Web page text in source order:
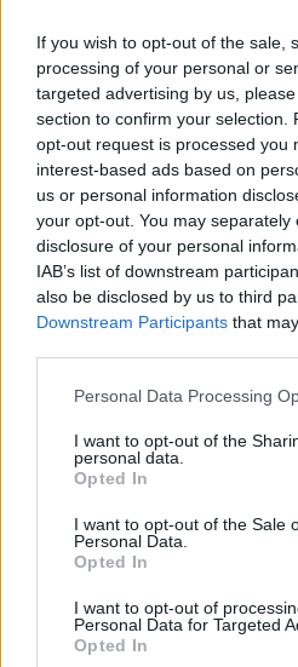
If you wish to opt-out of the sale,
processing of your personal or
targeted advertising by us,
section to confirm your selection.
opt-out request is processed you
interest-based ads based on
us or personal information
your opt-out. You may
disclosure of your personal
IAB’s list of downstream
also be disclosed by us to third
Downstream Participants that
Personal Data Processing
I want to opt-out of the
personal data.
Opted In
I want to opt-out of the Sale
Personal Data.
Opted In
I want to opt-out of
Personal Data for Targeted
Opted In
Deseu el meu nom, el correu
aquest navegador per a la
El Meteocat
estudiar
eclipsi solar